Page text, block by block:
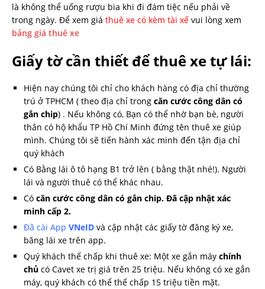
là không thể uống rượu bia khi đi đám tiệc nếu phải về
trong ngày. Để xem giá thuê xe có kèm tài xế vui lòng xem
bảng giá thuê xe
Giấy tờ cần thiết để thuê xe tự lái:
Hiện nay chúng tôi chỉ cho khách hàng có địa chỉ thường
trú ở TPHCM ( theo địa chỉ trong căn cước công dân có
gắn chip) . Nếu không có, Bạn có thể nhờ bạn bè, người
thân có hộ khẩu TP Hồ Chí Minh đứng tên thuê xe giúp
mình. Chúng tôi sẽ tiến hành xác minh đến tận địa chỉ
quý khách
Có Bằng lái ô tô hạng B1 trở lên ( bằng thật nhé!). Người
lái và người thuê có thể khác nhau.
Có căn cước công dân có gắn chip. Đã cập nhật xác
minh cấp 2.
Đã cài App VNeID và cập nhật các giấy tờ đăng ký xe,
băng lái xe trên app.
Quý khách thế chấp khi thuê xe: Một xe gắn máy chính
chủ có Cavet xe trị giá trên 25 triệu. Nếu không có xe gắn
máy, quý khách có thể thế chấp 15 triệu tiền mặt.